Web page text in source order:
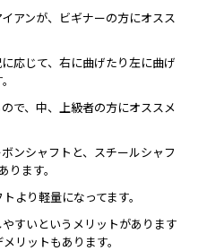
アンが、ビギナーの方にオスス
応じて、右に曲げたり左に曲げ
で、中、上級者の方にオススメ
ンシャフトと、スチールシャフ
ます。
より軽量になってます。
すいというメリットがあります
リットもあります。